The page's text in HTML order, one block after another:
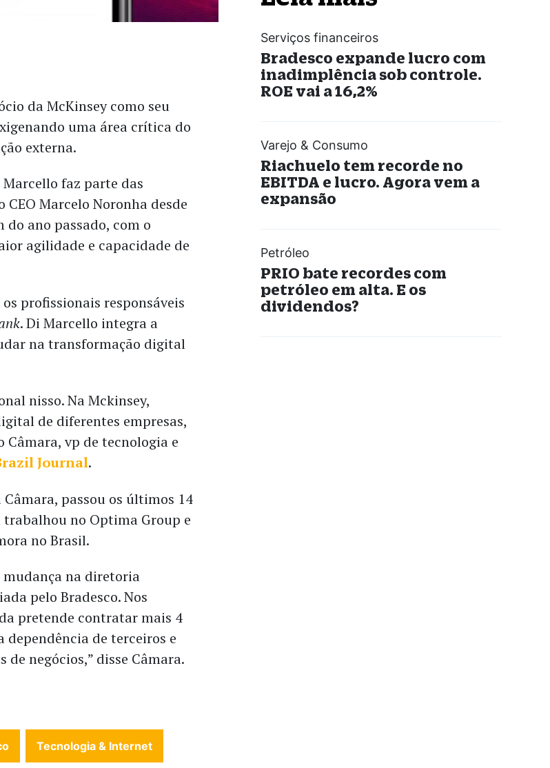
da McKinsey como seu
uma área crítica do
externa.
faz parte das
Marcelo Noronha desde
ano passado, com o
agilidade e capacidade de
profissionais responsáveis
. Di Marcello integra a
na transformação digital
nisso. Na Mckinsey,
de diferentes empresas,
Câmara, vp de tecnologia e
Journal.
passou os últimos 14
trabalhou no Optima Group e
no Brasil.
na diretoria
pelo Bradesco. Nos
pretende contratar mais 4
de terceiros e
negócios,” disse Câmara.
Tecnologia & Internet
Serviços financeiros
Bradesco expande lucro com
inadimplência sob controle.
ROE vai a 16,2%
Varejo & Consumo
Riachuelo tem recorde no
EBITDA e lucro. Agora vem a
expansão
Petróleo
PRIO bate recordes com
petróleo em alta. E os
dividendos?